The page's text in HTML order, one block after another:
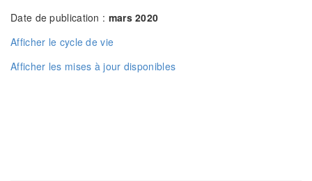
Date de publication : mars 2020
Afficher le cycle de vie
Afficher les mises à jour disponibles